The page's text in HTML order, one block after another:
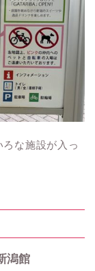
な施設が入っ
潟館